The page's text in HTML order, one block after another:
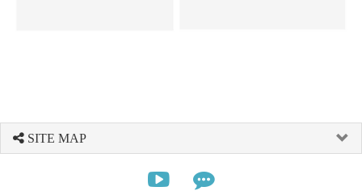
SITE MAP